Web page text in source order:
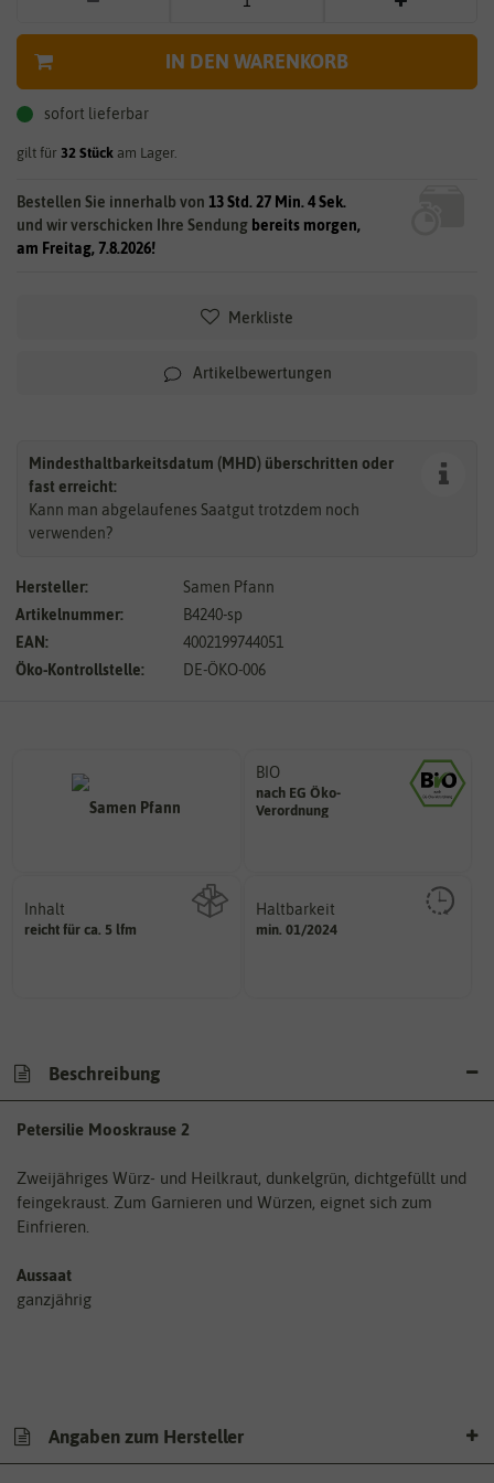
IN DEN WARENKORB
sofort lieferbar
gilt für 32 Stück am Lager.
Bestellen Sie innerhalb von 13 Std. 27 Min. 4 Sek.
und wir verschicken Ihre Sendung bereits morgen,
am Freitag, 7.8.2026!
Merkliste
Artikelbewertungen
Mindesthaltbarkeitsdatum (MHD) überschritten oder
fast erreicht:
Kann man abgelaufenes Saatgut trotzdem noch
verwenden?
Hersteller:
Samen Pfann
Artikelnummer:
B4240-sp
EAN:
4002199744051
Öko-Kontrollstelle:
DE-ÖKO-006
BIO
nach EG Öko-
Verordnung
den Richtlinien der biologischen
Landwirtschaft arbeiten.
Inhalt
reicht für ca. 5 lfm
Wie viel ist enthalten
Haltbarkeit
min. 01/2024
und Pflanzgut sehr gut keimen
sollte.
Beschreibung
Petersilie Mooskrause 2
Zweijähriges Würz- und Heilkraut, dunkelgrün, dichtgefüllt und
feingekraust. Zum Garnieren und Würzen, eignet sich zum
Einfrieren.
Aussaat
ganzjährig
Angaben zum Hersteller